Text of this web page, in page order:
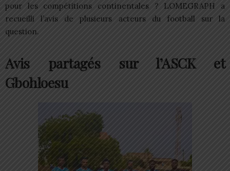
pour les compétitions continentales ? LOMEGRAPH a
recueilli l’avis de plusieurs acteurs du football sur la
question.
Avis partagés sur l’ASCK et
Gbohloesu